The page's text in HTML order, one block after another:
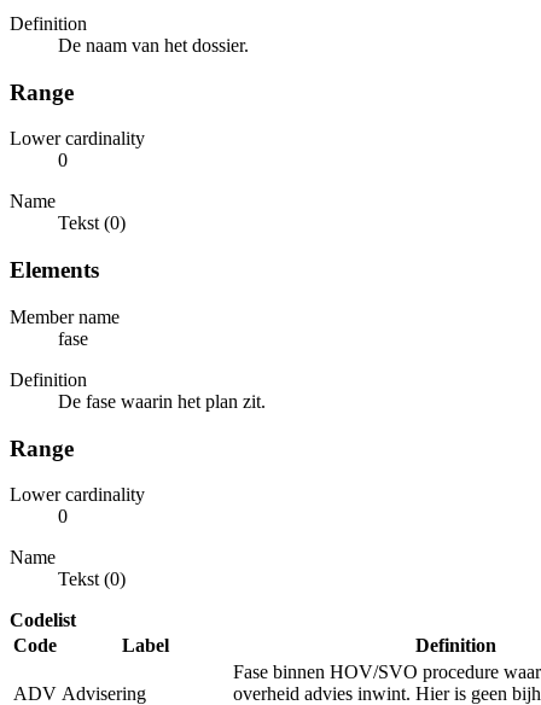
Definition
De naam van het dossier.
Range
Lower cardinality
0
Name
Tekst (0)
Elements
Member name
fase
Definition
De fase waarin het plan zit.
Range
Lower cardinality
0
Name
Tekst (0)
Codelist
Code
Label Definition
ADV Advisering
Fase binnen HOV/SVO procedure
overheid advies inwint. Hier is geen